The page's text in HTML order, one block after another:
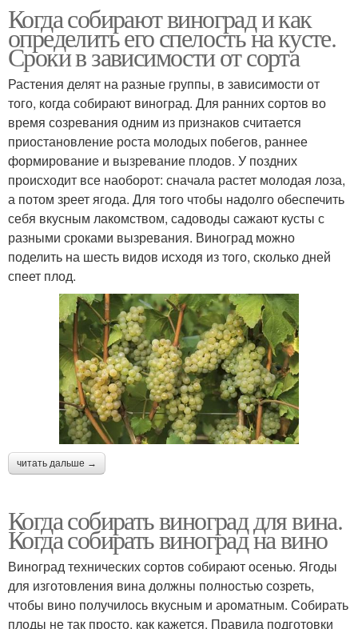
Когда собирают виноград и как
определить его спелость на кусте.
Сроки в зависимости от сорта
Растения делят на разные группы, в зависимости от
того, когда собирают виноград. Для ранних сортов во
время созревания одним из признаков считается
приостановление роста молодых побегов, раннее
формирование и вызревание плодов. У поздних
происходит все наоборот: сначала растет молодая лоза,
а потом зреет ягода. Для того чтобы надолго обеспечить
себя вкусным лакомством, садоводы сажают кусты с
разными сроками вызревания. Виноград можно
поделить на шесть видов исходя из того, сколько дней
спеет плод.
читать дальше →
Когда собирать виноград для вина.
Когда собирать виноград на вино
Виноград технических сортов собирают осенью. Ягоды
для изготовления вина должны полностью созреть,
чтобы вино получилось вкусным и ароматным. Собирать
плоды не так просто, как кажется. Правила подготовки